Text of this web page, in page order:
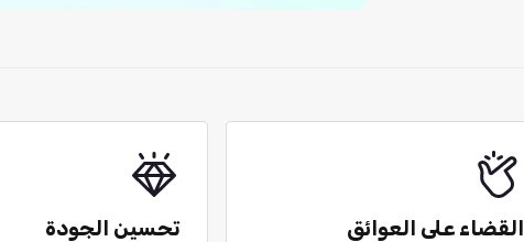
القضاء على العوائق تحسين الجودة